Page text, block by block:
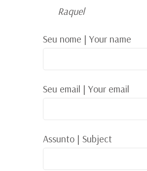
Raquel
Seu nome | Your name
Seu email | Your email
Assunto | Subject